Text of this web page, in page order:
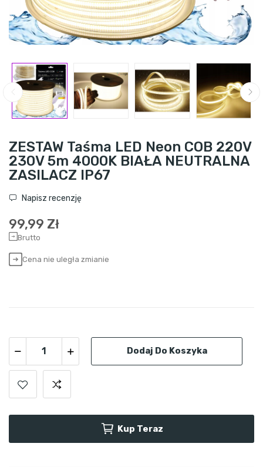
ZESTAW Taśma LED Neon COB 220V
230V 5m 4000K BIAŁA NEUTRALNA
ZASILACZ IP67
Napisz recenzję
99,99 Zł
Brutto
Cena nie uległa zmianie
Dodaj Do Koszyka
Kup Teraz